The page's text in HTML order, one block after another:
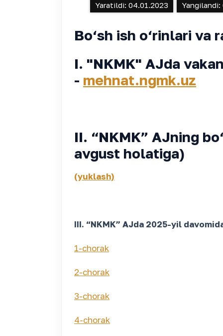
Yaratildi: 04.01.2023 Yangilandi:
Bo‘sh ish o‘rinlari va
I. "NKMK" AJda
- mehnat.ngmk.uz
II. “NKMK” AJning
avgust holatiga)
(yuklash)
III. “NKMK” AJda 2025-yil
1-chorak
2-chorak
3-chorak
4-chorak